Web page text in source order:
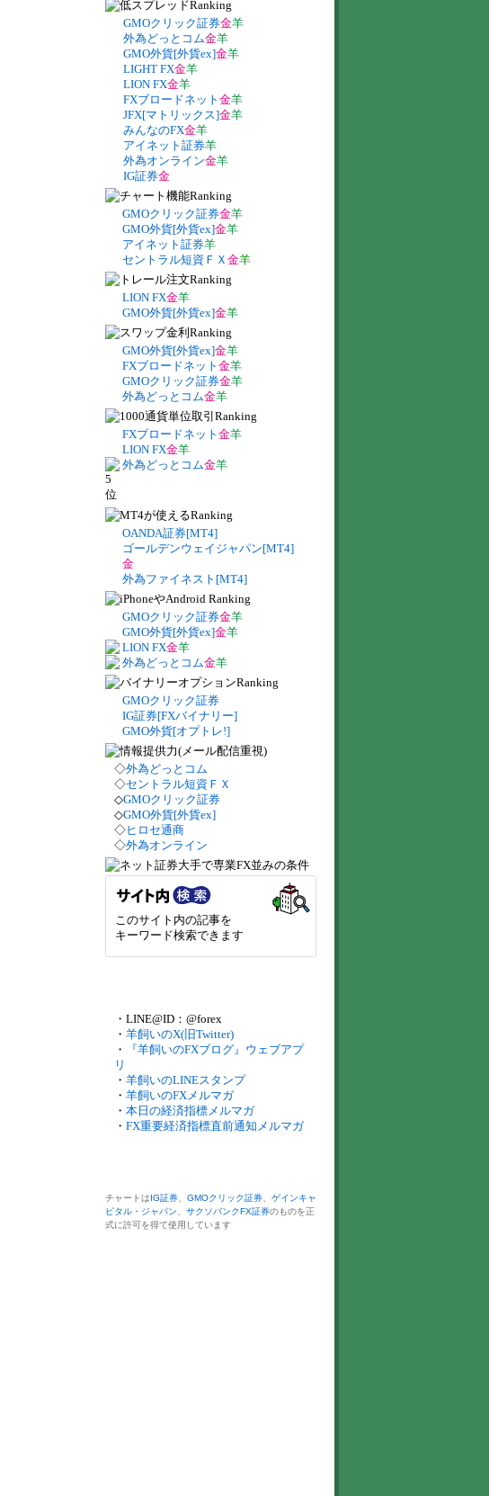
GMOクリック証券金羊
外為どっとコム金羊
GMO外貨[外貨ex]金羊
LIGHT FX金羊
LION FX金羊
FXブロードネット 金羊
JFX[マトリックス]金羊
みんなのFX金羊
アイネット証券羊
外為オンライン金羊
IG証券金
GMOクリック証券金羊
GMO外貨[外貨ex]金羊
アイネット証券羊
セントラル短資ＦＸ 金羊
LION FX金羊
GMO外貨[外貨ex]金羊
GMO外貨[外貨ex]金羊
FXブロードネット 金羊
GMOクリック証券金羊
外為どっとコム金羊
FXブロードネット 金羊
LION FX金羊
外為どっとコム金羊
OANDA証券[MT4]
ゴールデンウェイジャパン[MT4]
金
外為ファイネスト[MT4]
GMOクリック証券金羊
GMO外貨[外貨ex]金羊
LION FX金羊
外為どっとコム金羊
GMOクリック証券
IG証券[FXバイナリー]
GMO外貨[オプトレ!]
◇外為どっとコム
◇セントラル短資ＦＸ
◇GMOクリック証券
◇GMO外貨[外貨ex]
◇ヒロセ通商
◇外為オンライン
このサイト内の記事を
キーワード検索できます
・LINE@ID：@forex
・ 羊飼いのX(旧Twitter)
・
『羊飼いのFXブログ』ウェブアプ
リ
・ 羊飼いのLINEスタンプ
・ 羊飼いのFXメルマガ
・ 本日の経済指標メルマガ
・ FX重要経済指標直前通知メルマガ
チャートはIG証券 GMOクリック証券
ゲインキャ
ピタル・ジャパン
サクソバンクFX証券のものを正
式に許可を得て使用しています